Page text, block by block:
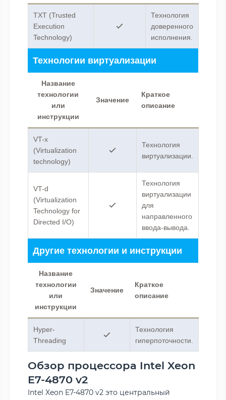
TXT (Trusted
Execution
Technology)
Технология
доверенного
исполнения.
Технологии виртуализации
Название
технологии
или
инструкции
Значение
Краткое
описание
VT-x
(Virtualization
technology)
Технология
виртуализации.
VT-d
(Virtualization
Technology for
Directed I/O)
Технология
виртуализации
для
направленного
ввода-вывода.
Другие технологии и инструкции
Название
технологии
или
инструкции
Значение
Краткое
описание
Hyper-
Threading
Технология
гиперпоточности.
Обзор процессора Intel Xeon
E7-4870 v2
Intel Xeon E7-4870 v2 это центральный